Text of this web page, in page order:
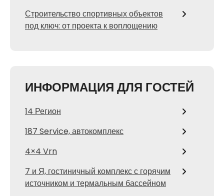
Строительство спортивных объектов
под ключ: от проекта к воплощению
ИНФОРМАЦИЯ ДЛЯ ГОСТЕЙ
14 Регион
187 Service, автокомплекс
4×4 Vrn
7 и Я, гостиничный комплекс с горячим
источником и термальным бассейном